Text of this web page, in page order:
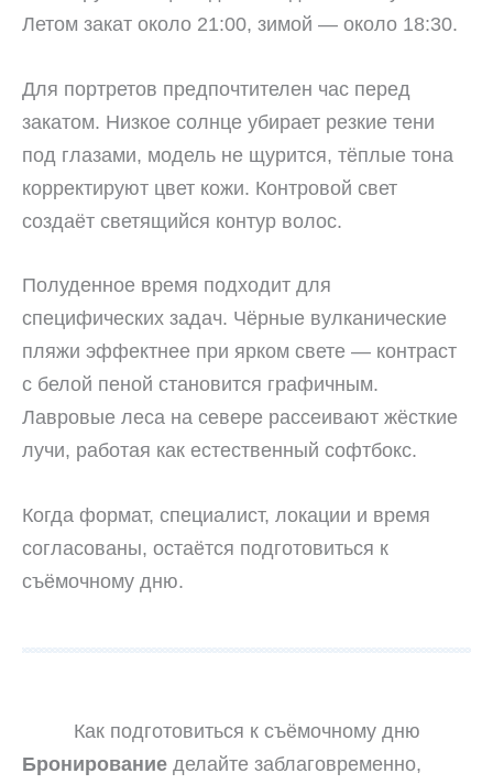
Летом закат около 21:00, зимой — около 18:30.
Для портретов предпочтителен час перед
закатом. Низкое солнце убирает резкие тени
под глазами, модель не щурится, тёплые тона
корректируют цвет кожи. Контровой свет
создаёт светящийся контур волос.
Полуденное время подходит для
специфических задач. Чёрные вулканические
пляжи эффектнее при ярком свете — контраст
с белой пеной становится графичным.
Лавровые леса на севере рассеивают жёсткие
лучи, работая как естественный софтбокс.
Когда формат, специалист, локации и время
согласованы, остаётся подготовиться к
съёмочному дню.
Как подготовиться к съёмочному дню
Бронирование делайте заблаговременно,